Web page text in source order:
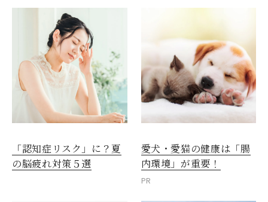
「認知症リスク」に？夏
の脳疲れ対策５選
愛犬・愛猫の健康は「腸
内環境」が重要！
PR